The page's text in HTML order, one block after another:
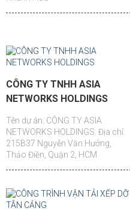
CÔNG TY TNHH ASIA
NETWORKS HOLDINGS
Tên dự án: CÔNG TY ASIA
NETWORKS HOLDINGS. Địa chỉ:
215B37 Nguyễn Văn Hưởng,
Thảo Điền, Quận 2, HCM